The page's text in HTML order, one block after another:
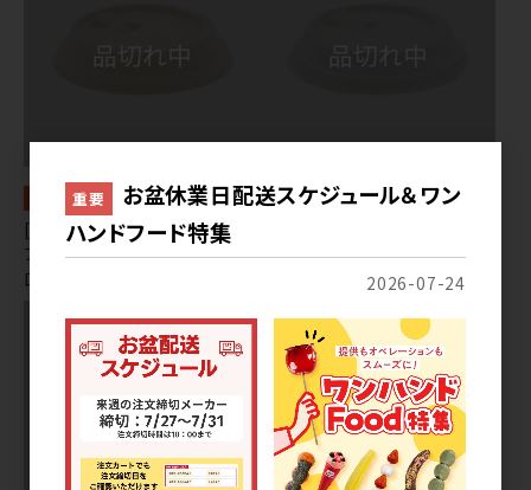
[203] 紙コップ バガス バガスリ
フトアップリッド クラフト ９０
口径
常温
フトアップリッド ホワイト ９０
重要
お盆休業日配送スケジュール＆ワン
ハンドフード特集
2026-07-24